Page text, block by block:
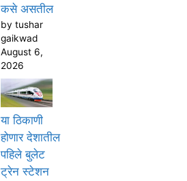
कसे असतील
by tushar
gaikwad
August 6,
2026
या ठिकाणी
होणार देशातील
पहिले बुलेट
ट्रेन स्टेशन